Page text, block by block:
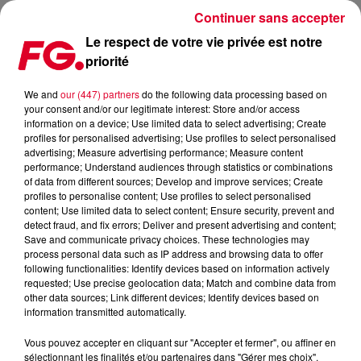
THE WEEKND A-T-IL CASSÉ L’INDUSTRIE DES CONCERTS ?
Publié : 11 septembre 2024 à 12h46 par Christophe
HUBERT
Le respect de votre vie privée est notre
priorité
We and our (447) partnersdo the following data processing based on
your consent and/or our legitimate interest: Store and/or access
information on a device; Use limited data to select advertising; Create
profiles for personalised advertising; Use profiles to select personalised
advertising; Measure advertising performance; Measure content
performance; Understand audiences through statistics or combinations
of data from different sources; Develop and improve services; Create
profiles to personalise content; Use profiles to select personalised
content; Use limited data to select content; Ensure security, prevent and
detect fraud, and fix errors; Deliver and present advertising and content;
Save and communicate privacy choices. These technologies may
process personal data such as IP address and browsing data to offer
following functionalities: Identify devices based on information actively
requested; Use precise geolocation data; Match and combine data from
other data sources; Link different devices; Identify devices based on
information transmitted automatically.
Vous pouvez accepter en cliquant sur "Accepter et fermer", ou affiner en
sélectionnant les finalités et/ou partenaires dans "Gérer mes choix".
Continuer sans accepter